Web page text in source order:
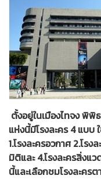
ตั้งอยู่ในเมืองไทจง พิ
แห่งนี้มีโรงละคร 4 แบบ
1.โรงละครอวกาศ 2.โร
มิติและ 4.โรงละครสิ่ง
นี้และเลือกชมโรงละคร